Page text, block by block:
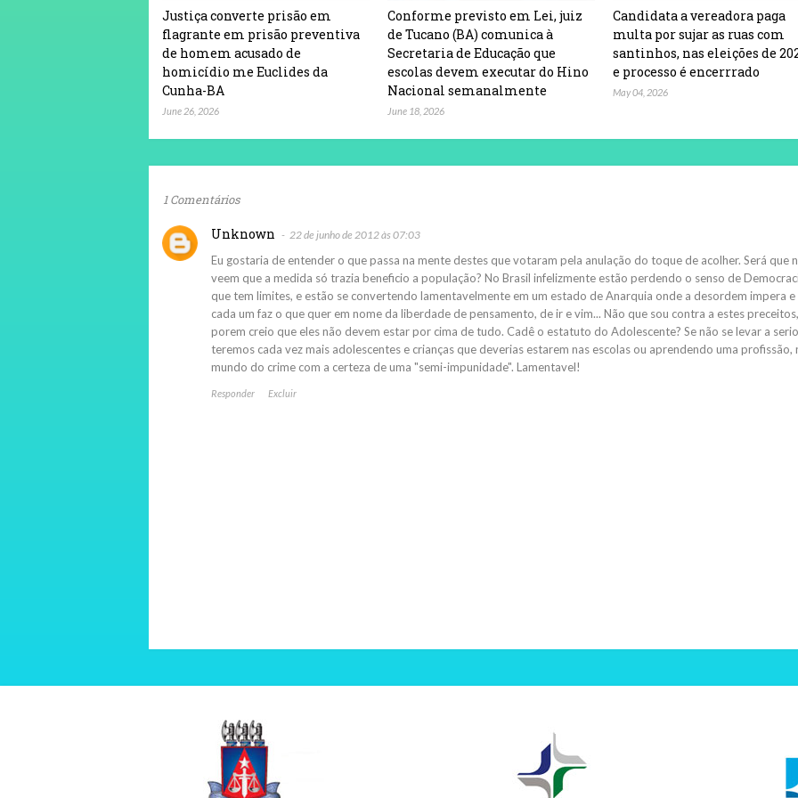
Justiça converte prisão em
flagrante em prisão preventiva
de homem acusado de
homicídio me Euclides da
Cunha-BA
June 26, 2026
Conforme previsto em Lei, juiz
de Tucano (BA) comunica à
Secretaria de Educação que
escolas devem executar do Hino
Nacional semanalmente
June 18, 2026
Candidata a vereadora paga
multa por sujar as ruas com
santinhos, nas eleições de
e processo é encerrrado
May 04, 2026
1 Comentários
Unknown 22 de junho de 2012 às 07:03
Eu gostaria de entender o que passa na mente destes que votaram pela anulação do toque de acolher. Será que
veem que a medida só trazia beneficio a população? No Brasil infelizmente estão perdendo o senso de
que tem limites, e estão se convertendo lamentavelmente em um estado de Anarquia onde a desordem impera e
cada um faz o que quer em nome da liberdade de pensamento, de ir e vim... Não que sou contra a estes preceitos,
porem creio que eles não devem estar por cima de tudo. Cadê o estatuto do Adolescente? Se não se levar a serio
teremos cada vez mais adolescentes e crianças que deverias estarem nas escolas ou aprendendo uma profissão,
mundo do crime com a certeza de uma "semi-impunidade". Lamentavel!
Responder Excluir